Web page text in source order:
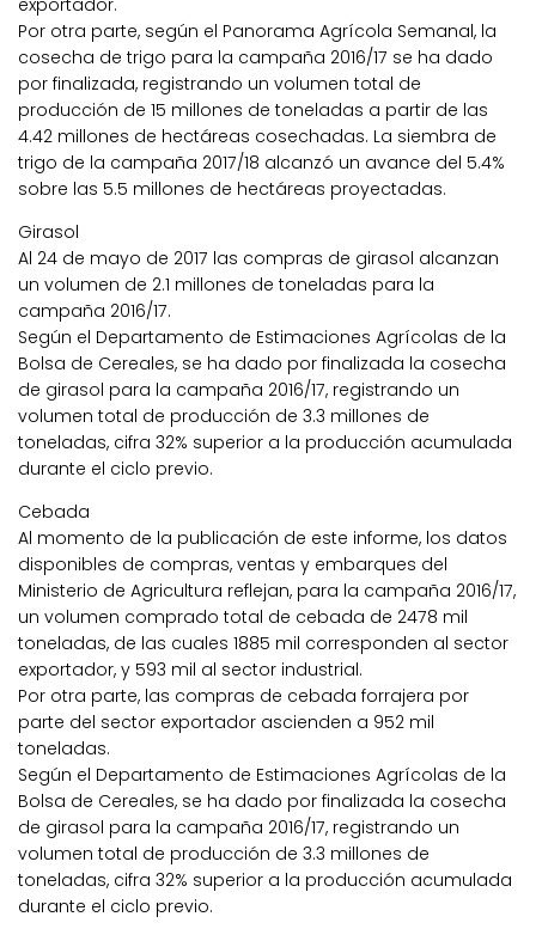
Por otra parte, según el Panorama Agrícola Semanal, la
cosecha de trigo para la campaña 2016/17 se ha dado
por finalizada, registrando un volumen total de
producción de 15 millones de toneladas a partir de las
4.42 millones de hectáreas cosechadas. La siembra de
trigo de la campaña 2017/18 alcanzó un avance del 5.4%
sobre las 5.5 millones de hectáreas proyectadas.
Girasol
Al 24 de mayo de 2017 las compras de girasol alcanzan
un volumen de 2.1 millones de toneladas para la
campaña 2016/17.
Según el Departamento de Estimaciones Agrícolas de la
Bolsa de Cereales, se ha dado por finalizada la cosecha
de girasol para la campaña 2016/17, registrando un
volumen total de producción de 3.3 millones de
toneladas, cifra 32% superior a la producción acumulada
durante el ciclo previo.
Cebada
Al momento de la publicación de este informe, los datos
disponibles de compras, ventas y embarques del
Ministerio de Agricultura reflejan, para la campaña 2016/17,
un volumen comprado total de cebada de 2478 mil
toneladas, de las cuales 1885 mil corresponden al sector
exportador, y 593 mil al sector industrial.
Por otra parte, las compras de cebada forrajera por
parte del sector exportador ascienden a 952 mil
toneladas.
Según el Departamento de Estimaciones Agrícolas de la
Bolsa de Cereales, se ha dado por finalizada la cosecha
de girasol para la campaña 2016/17, registrando un
volumen total de producción de 3.3 millones de
toneladas, cifra 32% superior a la producción acumulada
durante el ciclo previo.